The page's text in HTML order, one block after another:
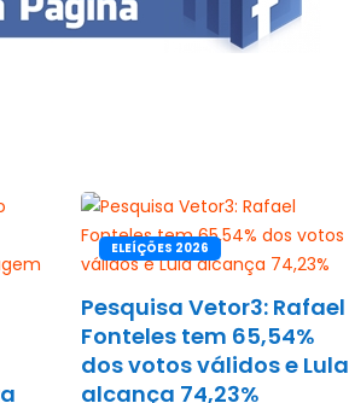
ELEÍÇÕES 2026
Pesquisa Vetor3: Rafael
Fonteles tem 65,54%
dos votos válidos e Lula
alcança 74,23%